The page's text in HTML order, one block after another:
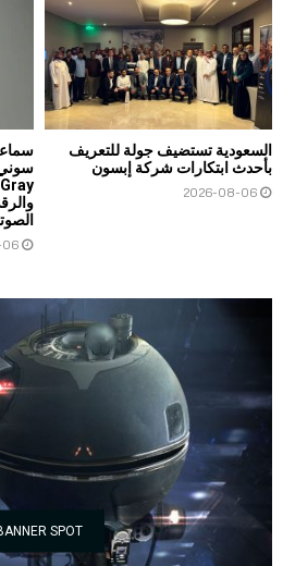
السعودية تستضيف جولة للتعريف
بأحدث ابتكارات شركة إبسون
2026-08-06
06
SPOT